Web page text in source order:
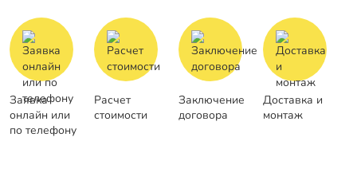
Заявка
онлайн или
по телефону
Расчет
стоимости
Заключение
договора
Доставка и
монтаж